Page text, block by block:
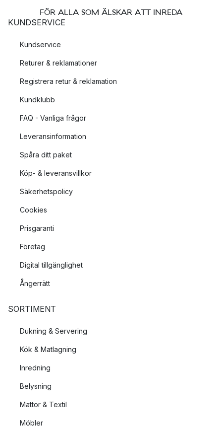
FÖR ALLA SOM ÄLSKAR ATT INREDA
KUNDSERVICE
Kundservice
Returer & reklamationer
Registrera retur & reklamation
Kundklubb
FAQ - Vanliga frågor
Leveransinformation
Spåra ditt paket
Köp- & leveransvillkor
Säkerhetspolicy
Cookies
Prisgaranti
Företag
Digital tillgänglighet
Ångerrätt
SORTIMENT
Dukning & Servering
Kök & Matlagning
Inredning
Belysning
Mattor & Textil
Möbler